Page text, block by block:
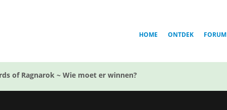
HOME ONTDEK FORUM
of Ragnarok ~ Wie moet er winnen?